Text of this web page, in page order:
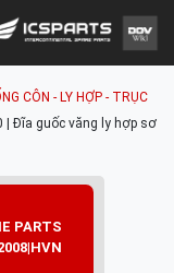
CÔN - LY HỢP - TRỤC
| Đĩa guốc văng ly hợp sơ
PARTS